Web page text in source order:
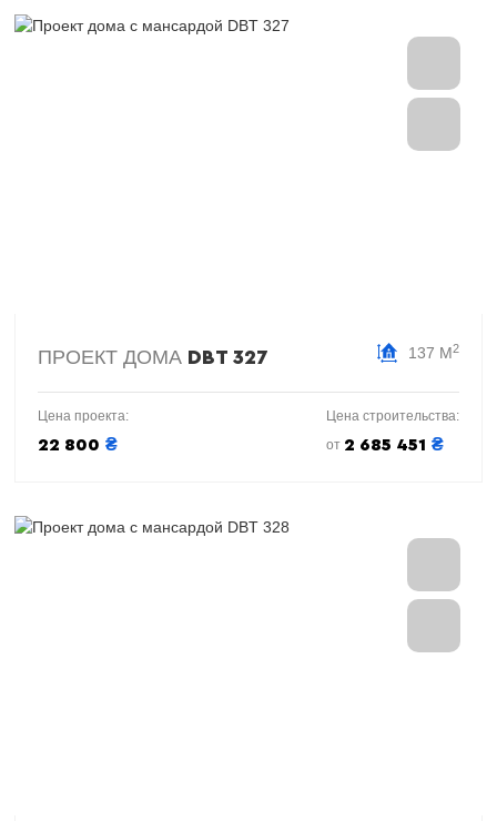
ПРОЕКТ ДОМА DBT 327 137 М2
Цена проекта:
22 800 ₴
Цена строительства:
от 2 685 451 ₴